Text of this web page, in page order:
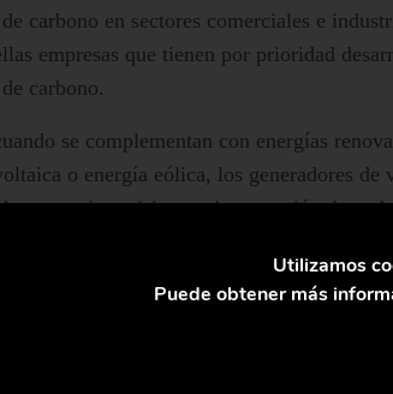
carbono en sectores comerciales e
empresas que tienen por prioridad
carbono.
se complementan con energías
o energía eólica, los generadores de
vapor sin emisiones ni generación de
es l10a materia orgánica considerada
Utilizamos
Puede obtener más